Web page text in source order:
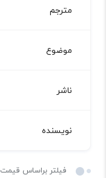
مترجم
موضوع
ناشر
نویسنده
فیلتر براساس قیمت